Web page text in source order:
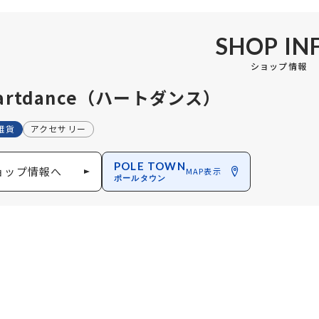
SHOP
ショップ情報
（ハートダンス）
貨 アクセサリー
ップ情報へ POLE TOWN
ポールタウン
MAP表示